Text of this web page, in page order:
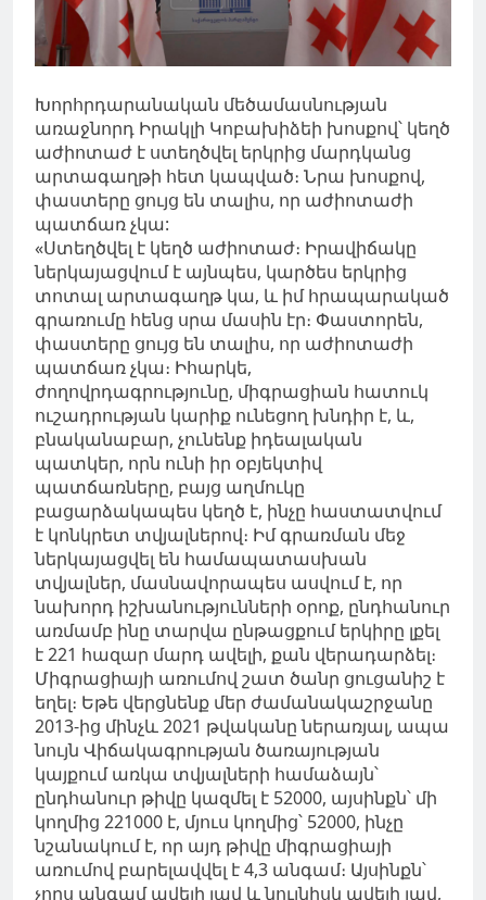
Խորհրդարանական մեծամասնության
առաջնորդ Իրակլի Կոբախիձեի խոսքով՝ կեղծ
աժիոտաժ է ստեղծվել երկրից մարդկանց
արտագաղթի հետ կապված։ Նրա խոսքով,
փաստերը ցույց են տալիս, որ աժիոտաժի
պատճառ չկա:
«Ստեղծվել է կեղծ աժիոտաժ։ Իրավիճակը
ներկայացվում է այնպես, կարծես երկրից
տոտալ արտագաղթ կա, և իմ հրապարակած
գրառումը հենց սրա մասին էր։ Փաստորեն,
փաստերը ցույց են տալիս, որ աժիոտաժի
պատճառ չկա։ Իհարկե,
ժողովրդագրությունը, միգրացիան հատուկ
ուշադրության կարիք ունեցող խնդիր է, և,
բնականաբար, չունենք իդեալական
պատկեր, որն ունի իր օբյեկտիվ
պատճառները, բայց աղմուկը
բացարձակապես կեղծ է, ինչը հաստատվում
է կոնկրետ տվյալներով։ Իմ գրառման մեջ
ներկայացվել են համապատասխան
տվյալներ, մասնավորապես ասվում է, որ
նախորդ իշխանությունների օրոք, ընդհանուր
առմամբ ինը տարվա ընթացքում երկիրը լքել
է 221 հազար մարդ ավելի, քան վերադարձել։
Միգրացիայի առումով շատ ծանր ցուցանիշ է
եղել։ Եթե ​​վերցնենք մեր ժամանակաշրջանը
2013-ից մինչև 2021 թվականը ներառյալ, ապա
նույն Վիճակագրության ծառայության
կայքում առկա տվյալների համաձայն՝
ընդհանուր թիվը կազմել է 52000, այսինքն՝ մի
կողմից 221000 է, մյուս կողմից՝ 52000, ինչը
նշանակում է, որ այդ թիվը միգրացիայի
առումով բարելավվել է 4,3 անգամ։ Այսինքն՝
չորս անգամ ավելի լավ և նույնիսկ ավելի լավ,